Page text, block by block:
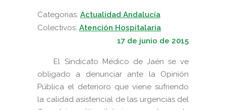
Categorias: Actualidad Andalucía
Colectivos: Atención Hospitalaria
17 de junio de 2015
El Sindicato Médico de Jaén se ve
obligado a denunciar ante la Opinión
Pública el deterioro que viene sufriendo
la calidad asistencial de las urgencias del